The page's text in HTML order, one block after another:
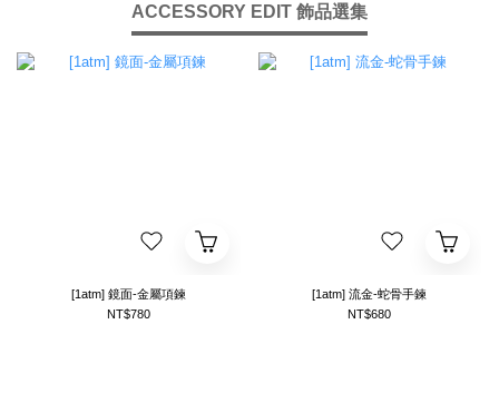
ACCESSORY EDIT 飾品選集
[1atm] 鏡面-金屬項鍊
NT$780
[1atm] 流金-蛇骨手鍊
NT$680